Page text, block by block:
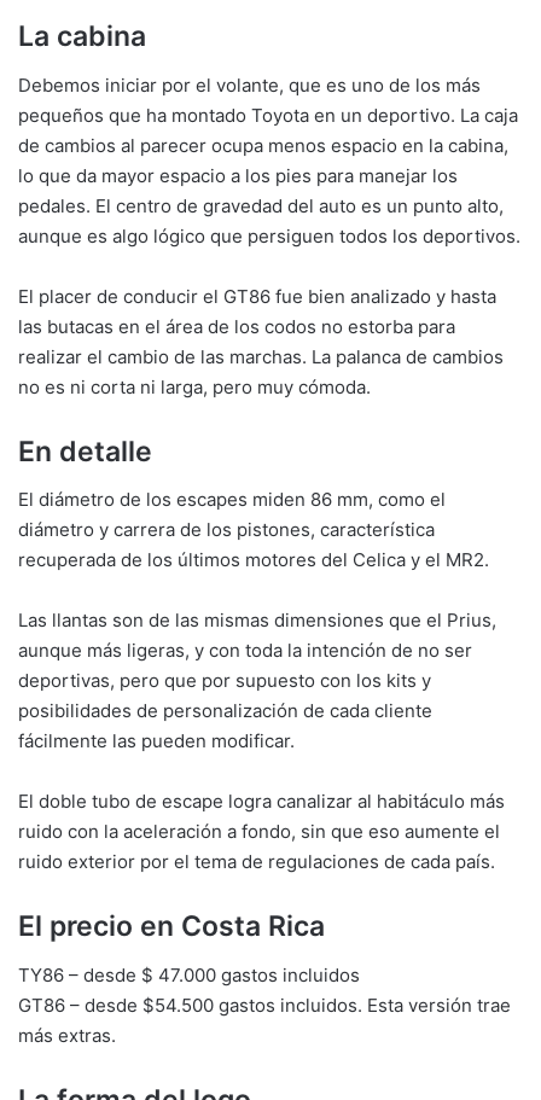
La cabina
Debemos iniciar por el volante, que es uno de los más
pequeños que ha montado Toyota en un deportivo. La caja
de cambios al parecer ocupa menos espacio en la cabina,
lo que da mayor espacio a los pies para manejar los
pedales. El centro de gravedad del auto es un punto alto,
aunque es algo lógico que persiguen todos los deportivos.
El placer de conducir el GT86 fue bien analizado y hasta
las butacas en el área de los codos no estorba para
realizar el cambio de las marchas. La palanca de cambios
no es ni corta ni larga, pero muy cómoda.
En detalle
El diámetro de los escapes miden 86 mm, como el
diámetro y carrera de los pistones, característica
recuperada de los últimos motores del Celica y el MR2.
Las llantas son de las mismas dimensiones que el Prius,
aunque más ligeras, y con toda la intención de no ser
deportivas, pero que por supuesto con los kits y
posibilidades de personalización de cada cliente
fácilmente las pueden modificar.
El doble tubo de escape logra canalizar al habitáculo más
ruido con la aceleración a fondo, sin que eso aumente el
ruido exterior por el tema de regulaciones de cada país.
El precio en Costa Rica
TY86 – desde $ 47.000 gastos incluidos
GT86 – desde $54.500 gastos incluidos. Esta versión trae
más extras.